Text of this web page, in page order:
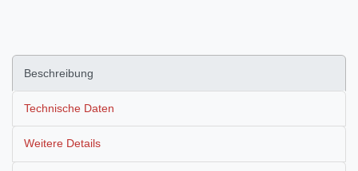
Beschreibung
Technische Daten
Weitere Details